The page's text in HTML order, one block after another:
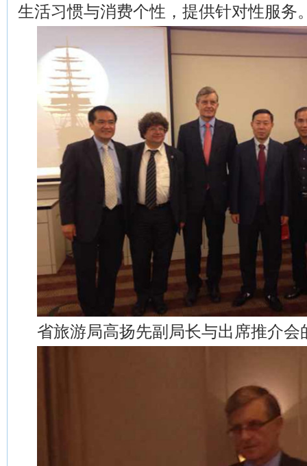
生活习惯与消费个性，提供针对性服务
省旅游局高扬先副局长与出席推介会